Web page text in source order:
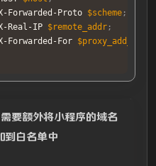
Forwarded-Proto
$scheme ;
Real-IP
$remote_addr ;
Forwarded-For
要额外将小程序的域名
到白名单中